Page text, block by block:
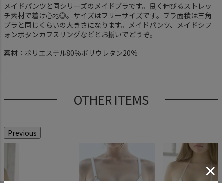
メイドパンツと同シリーズのメイドブラです。良く伸びるストレッ
チ素材で着け心地◎。サイズはフリーサイズです。ブラ面積は三角
ブラと同じくらいの大きさになります。メイドパンツ、メイドシフ
ォンボタンカフスリングなどとお揃いでどうぞ。
素材：ポリエステル80％ポリウレタン20％
OTHER ITEMS
Previous